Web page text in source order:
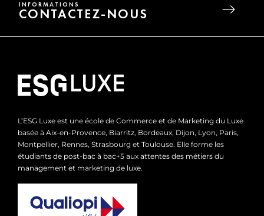
INFORMATIONS
CONTACTEZ-NOUS
L’ESG Luxe est une école de Commerce et de Marketing du Luxe
basée à Aix-en-Provence, Biarritz, Bordeaux, Dijon, Lyon, Paris,
Montpellier, Rennes, Strasbourg et Toulouse. Elle forme les
étudiants de post-bac à bac+5 aux attentes des métiers du
management et marketing de luxe.